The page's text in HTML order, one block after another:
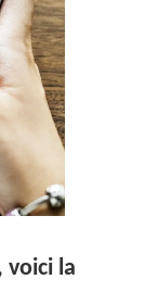
voici la